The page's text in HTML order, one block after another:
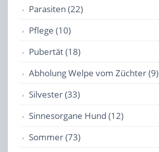
Parasiten (22)
Pflege (10)
Pubertät (18)
Abholung Welpe vom Züchter (9)
Silvester (33)
Sinnesorgane Hund (12)
Sommer (73)